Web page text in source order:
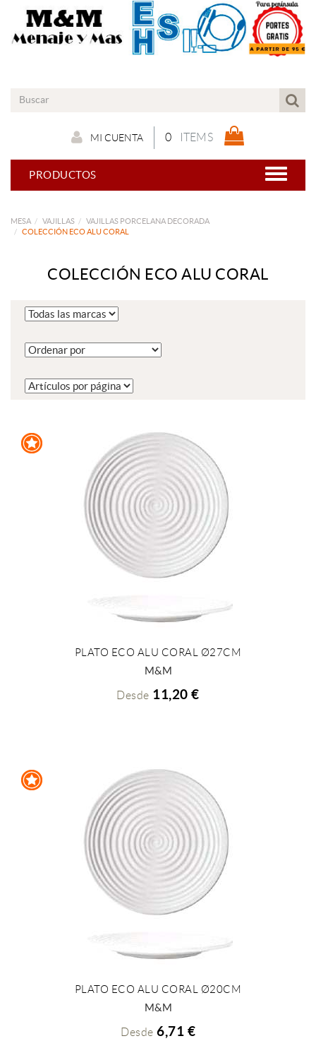
0 ITEMS
MI CUENTA
PRODUCTOS
MESA VAJILLAS
VAJILLAS PORCELANA DECORADA
COLECCIÓN ECO ALU CORAL
COLECCIÓN ECO ALU CORAL
+ INFO
PLATO ECO ALU CORAL Ø27CM
M&M
Desde 11,20 €
+ INFO
PLATO ECO ALU CORAL Ø20CM
M&M
Desde 6,71 €